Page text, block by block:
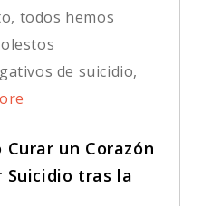
todos hemos
de suicidio,
Curar un Corazón
Suicidio tras la